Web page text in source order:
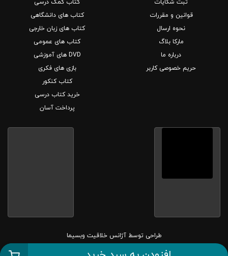
ثبت شکایات
قوانین و مقررات
نحوه ارسال
مارکا بلاگ
درباره ما
حریم خصوصی کاربر
کتاب کمک درسی
کتاب های دانشگاهی
کتاب های زبان خارجی
کتاب های عمومی
DVD های آموزشی
بازی های فکری
کتاب کنکور
خرید کتاب درسی
پرداخت آسان
طراحی توسطآژانس خلاقیت وبسیما
کلیه حقوق این سایت متعلق به بانک کتاب مارکا می باشد.